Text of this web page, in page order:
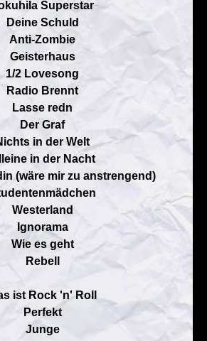
Superstar
Deine Schuld
Anti-Zombie
Geisterhaus
1/2 Lovesong
Radio Brennt
Lasse redn
Der Graf
in der Welt
in der Nacht
(wäre mir zu anstrengend)
Westerland
Ignorama
Wie es geht
Rebell
ist Rock 'n' Roll
Perfekt
Junge